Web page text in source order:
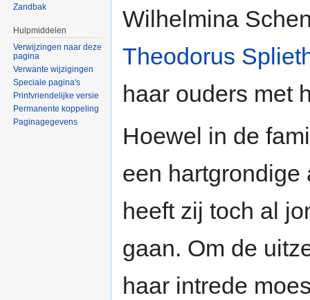
Wilhelmina
Theodorus
haar ouders met
Hoewel in de
een hartgrondige
heeft zij toch al
gaan. Om de
haar intrede
Zandbak
Hulpmiddelen
Verwijzingen naar deze
pagina
Verwante wijzigingen
Speciale pagina's
Printvriendelijke versie
Permanente koppeling
Paginagegevens